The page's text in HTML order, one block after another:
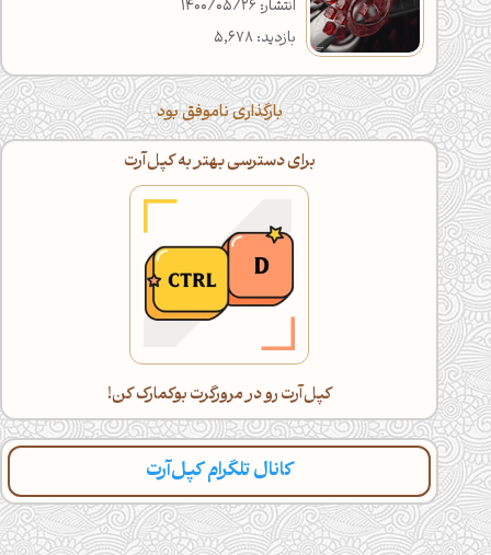
انتشار: 1400/05/26
بازدید: 5,678
بارگذاری ناموفق بود
برای دسترسی بهتر به کپل‌آرت
کپل‌آرت رو در مرورگرت بوکمارک کن!
کانال تلگرام کپل‌آرت